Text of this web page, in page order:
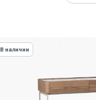
В наличии